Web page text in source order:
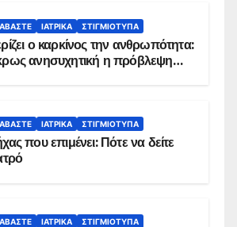
ΙΑΤΡΙΚΆ ΣΤΙΓΜΙΌΤΥΠΑ
ο καρκίνος την ανθρωπότητα:
ανησυχητική η πρόβλεψη…
ΙΑΤΡΙΚΆ ΣΤΙΓΜΙΌΤΥΠΑ
που επιμένει: Πότε να δείτε
ΙΑΤΡΙΚΆ ΣΤΙΓΜΙΌΤΥΠΑ